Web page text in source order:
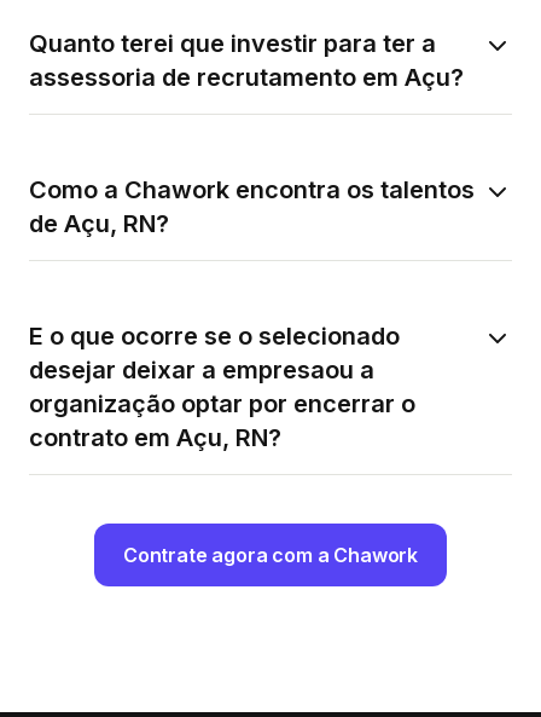
Quanto terei que investir para ter a
assessoria de recrutamento em Açu?
Como a Chawork encontra os talentos
de Açu, RN?
E o que ocorre se o selecionado
desejar deixar a empresaou a
organização optar por encerrar o
contrato em Açu, RN?
Contrate agora com a Chawork